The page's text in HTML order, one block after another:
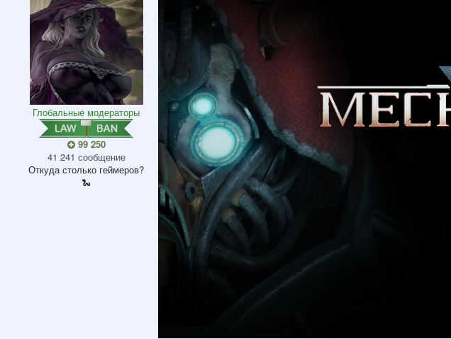
Глобальные модераторы
99 250
41 241 сообщение
Откудастолько геймеров?
🐍